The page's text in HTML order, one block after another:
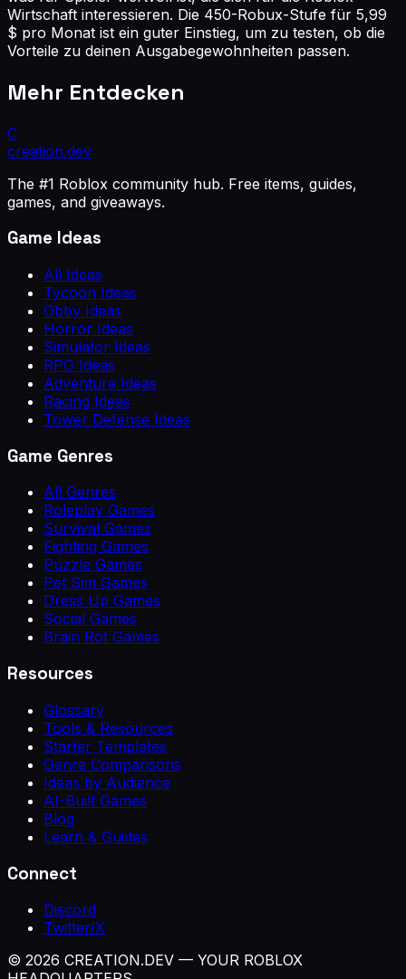
Wirtschaft interessieren. Die 450-Robux-Stufe für 5,99
$ pro Monat ist ein guter Einstieg, um zu testen, ob die
Vorteile zu deinen Ausgabegewohnheiten passen.
Mehr Entdecken
C
creation.dev
The #1 Roblox community hub. Free items, guides,
games, and giveaways.
Game Ideas
All Ideas
Tycoon Ideas
Obby Ideas
Horror Ideas
Simulator Ideas
RPG Ideas
Adventure Ideas
Racing Ideas
Tower Defense Ideas
Game Genres
All Genres
Roleplay Games
Survival Games
Fighting Games
Puzzle Games
Pet Sim Games
Dress Up Games
Social Games
Brain Rot Games
Resources
Glossary
Tools & Resources
Starter Templates
Genre Comparisons
Ideas by Audience
AI-Built Games
Blog
Learn & Guides
Connect
Discord
Twitter/X
© 2026 CREATION.DEV — YOUR ROBLOX